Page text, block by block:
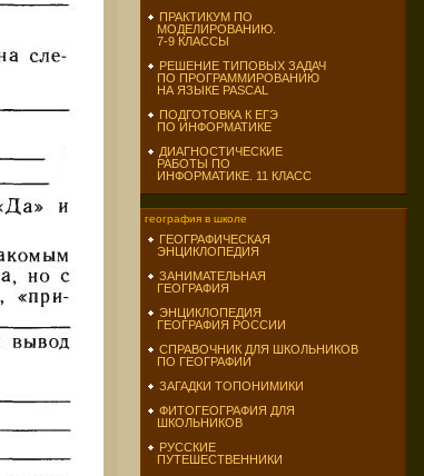
ПРАКТИКУМ ПО
МОДЕЛИРОВАНИЮ.
7-9 КЛАССЫ
РЕШЕНИЕ ТИПОВЫХ ЗАДАЧ
ПО ПРОГРАММИРОВАНИЮ
НА ЯЗЫКЕ PASCAL
ПОДГОТОВКА К ЕГЭ
ПО ИНФОРМАТИКЕ
ДИАГНОСТИЧЕСКИЕ
РАБОТЫ ПО
ИНФОРМАТИКЕ. 11 КЛАСС
география в школе
ГЕОГРАФИЧЕСКАЯ
ЭНЦИКЛОПЕДИЯ
ЗАНИМАТЕЛЬНАЯ
ГЕОГРАФИЯ
ЭНЦИКЛОПЕДИЯ
ГЕОГРАФИЯ РОССИИ
СПРАВОЧНИК ДЛЯ ШКОЛЬНИКОВ
ПО ГЕОГРАФИИ
ЗАГАДКИ ТОПОНИМИКИ
ФИТОГЕОГРАФИЯ ДЛЯ
ШКОЛЬНИКОВ
РУССКИЕ
ПУТЕШЕСТВЕННИКИ